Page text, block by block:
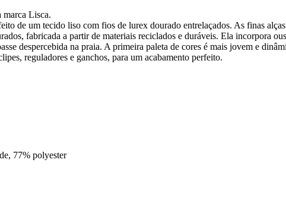
Lisca.
de um tecido liso com fios de lurex dourado entrelaçados. As finas
fabricada a partir de materiais reciclados e duráveis. Ela incorpora
despercebida na praia. A primeira paleta de cores é mais jovem e
reguladores e ganchos, para um acabamento perfeito.
77% polyester